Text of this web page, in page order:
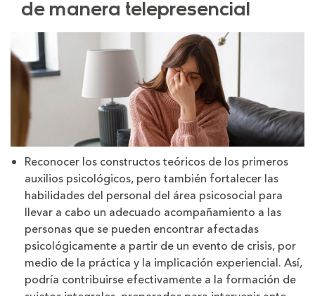
de manera telepresencial
Reconocer los constructos teóricos de los primeros
auxilios psicológicos, pero también fortalecer las
habilidades del personal del área psicosocial para
llevar a cabo un adecuado acompañamiento a las
personas que se pueden encontrar afectadas
psicológicamente a partir de un evento de crisis, por
medio de la práctica y la implicación experiencial. Así,
podría contribuirse efectivamente a la formación de